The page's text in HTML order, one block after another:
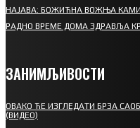
НАЈАВА: БОЖИЋНА ВОЖЊА
РАДНО ВРЕМЕ ДОМА ЗДРАВЉА
ЗАНИМЉИВОСТИ
ОВАКО ЋЕ ИЗГЛЕДАТИ БРЗА
(ВИДЕО)